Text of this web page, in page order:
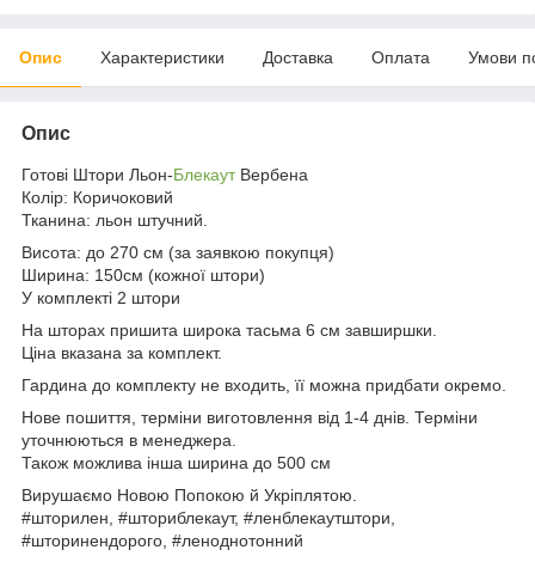
Опис Характеристики Доставка Оплата Умови
Опис
Готові Штори Льон-БлекаутВербена
Колір: Коричоковий
Тканина: льон штучний.
Висота: до 270 см (за заявкою покупця)
Ширина: 150см (кожної штори)
У комплекті 2 штори
На шторах пришита широка тасьма 6 см завширшки.
Ціна вказана за комплект.
Гардина до комплекту не входить, її можна придбати окремо.
Нове пошиття, терміни виготовлення від 1-4 днів. Терміни
уточнюються в менеджера.
Також можлива інша ширина до 500 см
Вирушаємо Новою Попокою й Укріплятою.
#шторилен, #шториблекаут, #ленблекаутштори,
#шторинендорого, #леноднотонний